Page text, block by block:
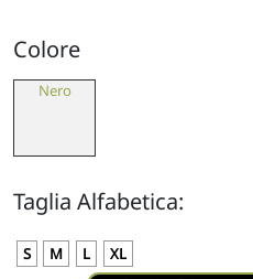
Colore
Nero
Taglia Alfabetica:
S M L XL